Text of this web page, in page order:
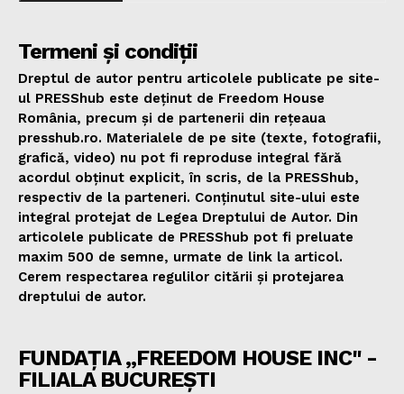
Termeni și condiții
Dreptul de autor pentru articolele publicate pe site-
ul PRESShub este deținut de Freedom House
România, precum și de partenerii din rețeaua
presshub.ro. Materialele de pe site (texte, fotografii,
grafică, video) nu pot fi reproduse integral fără
acordul obținut explicit, în scris, de la PRESShub,
respectiv de la parteneri. Conținutul site-ului este
integral protejat de Legea Dreptului de Autor. Din
articolele publicate de PRESShub pot fi preluate
maxim 500 de semne, urmate de link la articol.
Cerem respectarea regulilor citării și protejarea
dreptului de autor.
FUNDAȚIA „FREEDOM HOUSE INC" -
FILIALA BUCUREȘTI